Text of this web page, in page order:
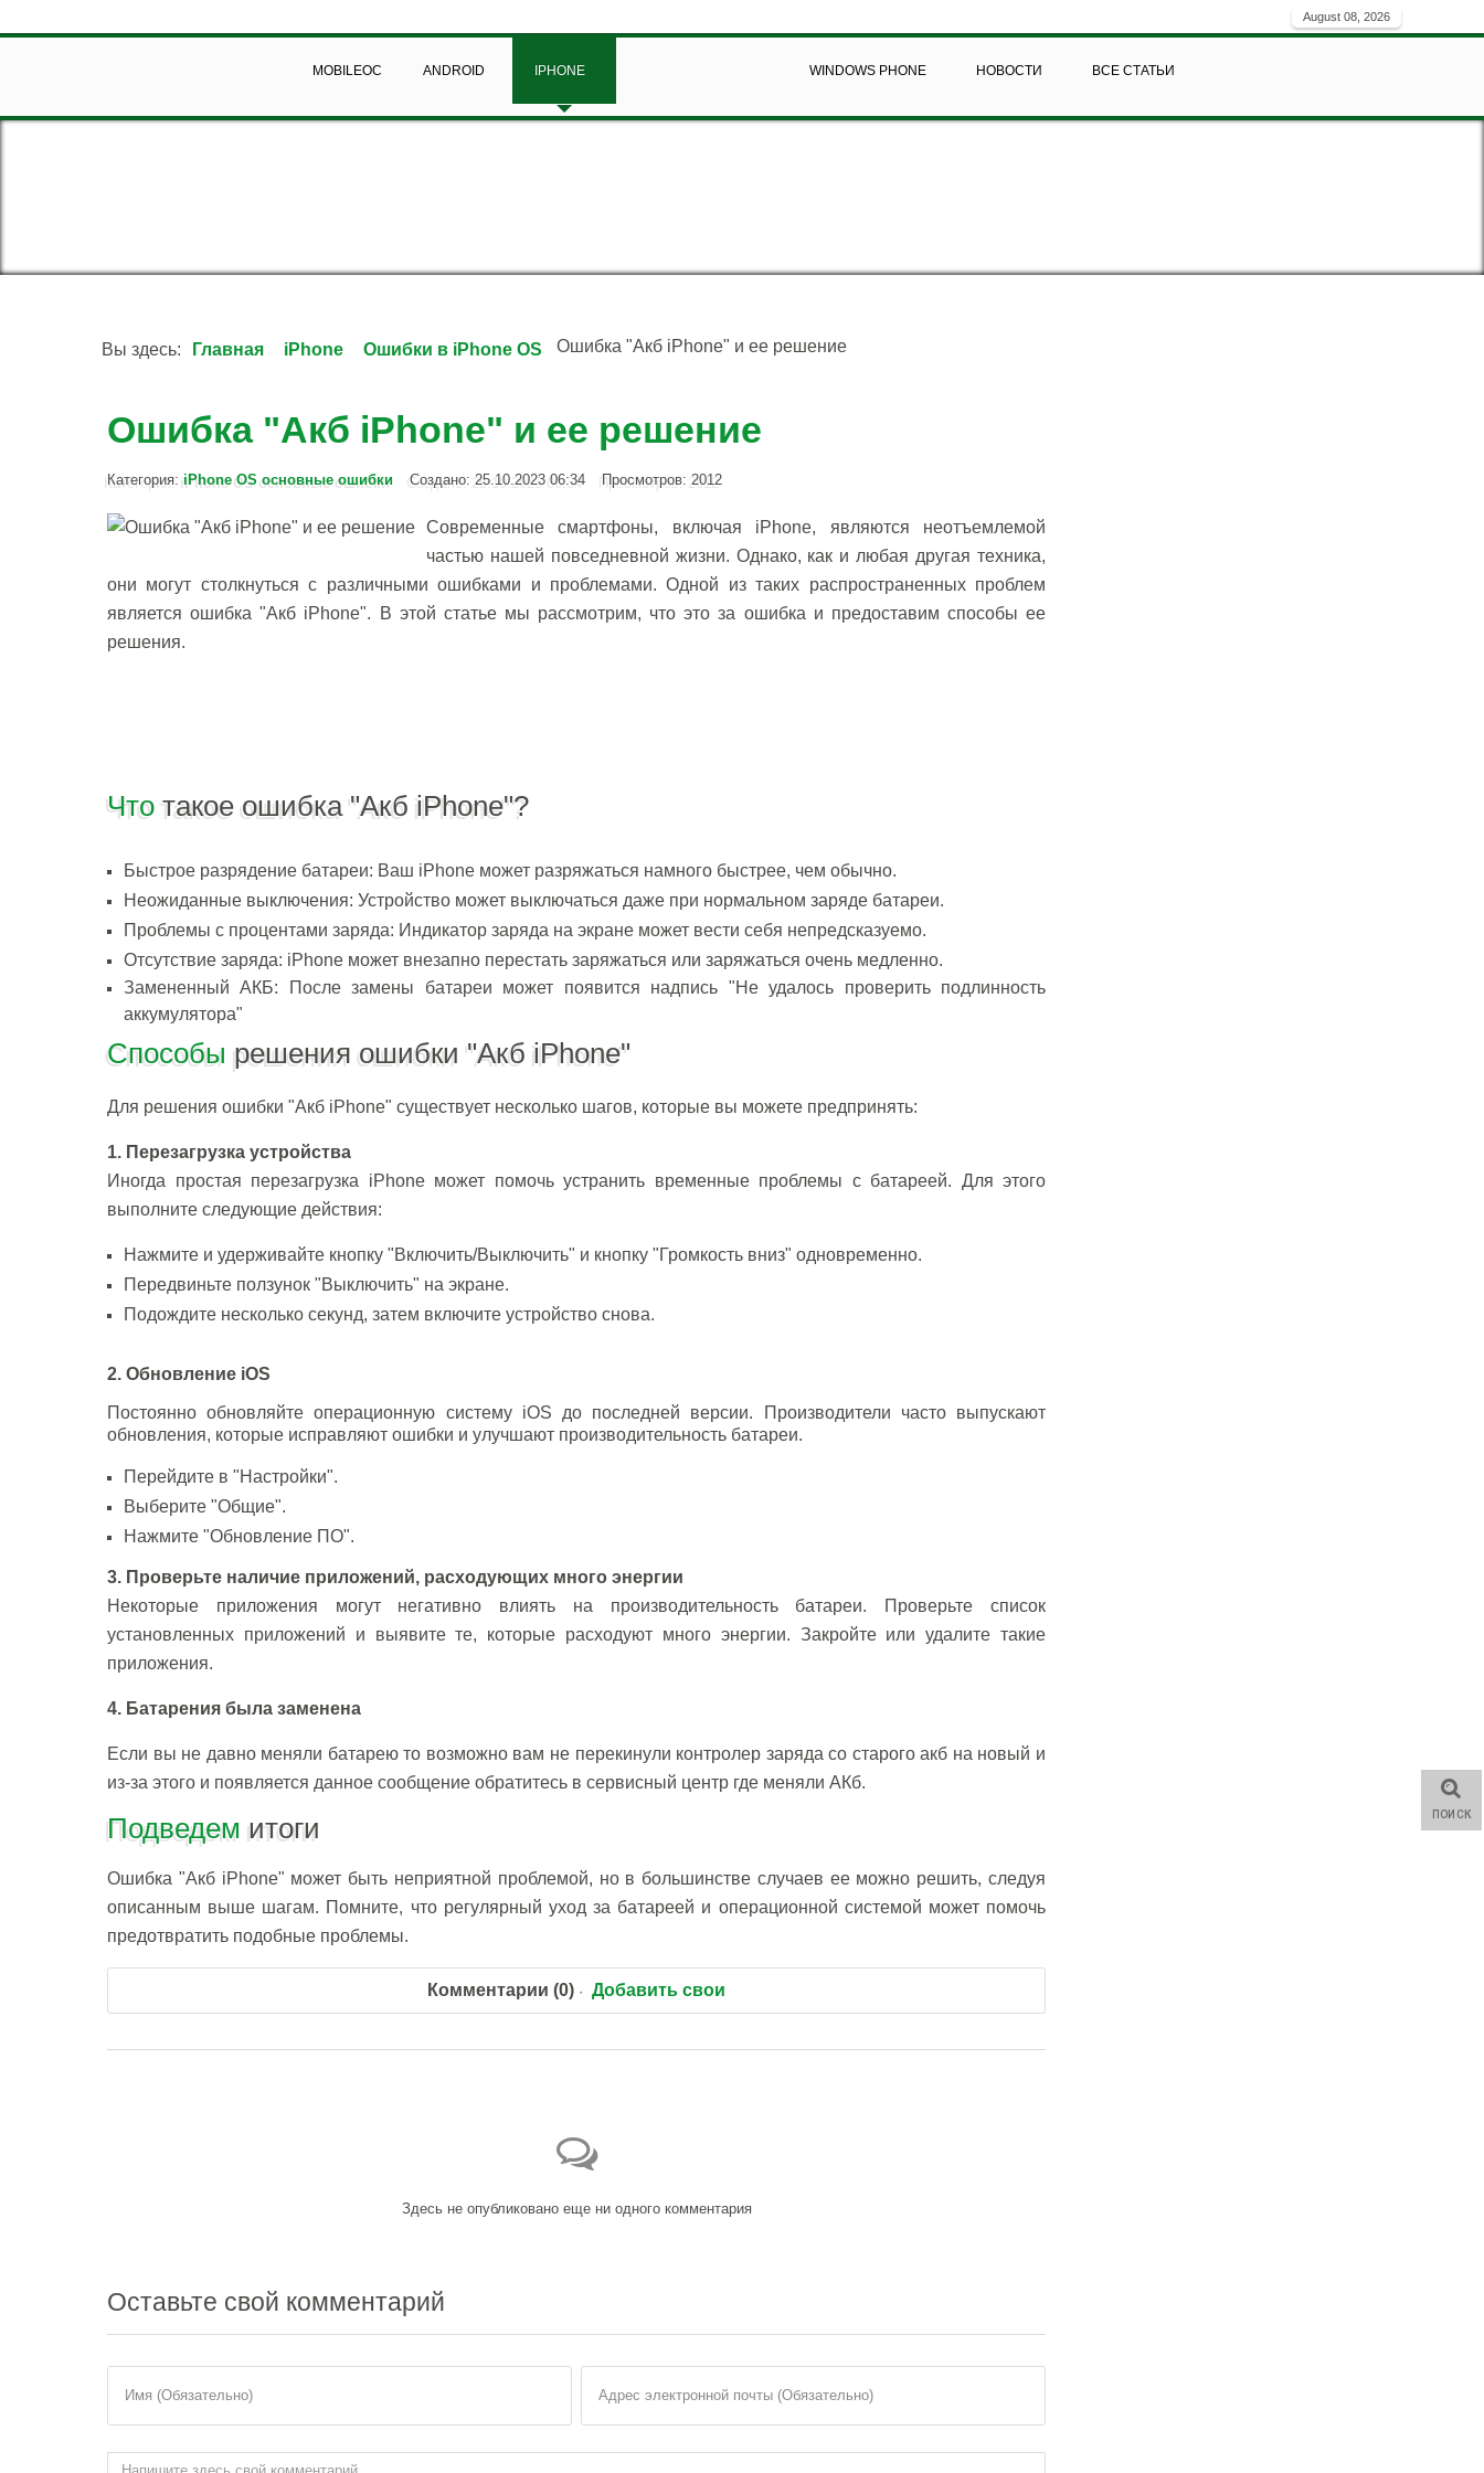
August 08, 2026
MOBILEOC ANDROID IPHONE WINDOWS PHONE НОВОСТИ ВСЕ СТАТЬИ
Вы здесь: Главная iPhone Ошибки в iPhone OS Ошибка "Акб iPhone" и ее решение
Ошибка "Акб iPhone" и ее решение
Категория:iPhone OS основные ошибки Создано: 25.10.2023 06:34 Просмотров: 2012
Современные смартфоны, включая iPhone, являются неотъемлемой
частью нашей повседневной жизни. Однако, как и любая другая техника,
они могут столкнуться с различными ошибками и проблемами. Одной из таких распространенных проблем
является ошибка "Акб iPhone". В этой статье мы рассмотрим, что это за ошибка и предоставим способы ее
решения.
Чтотакое ошибка "Акб iPhone"?
Быстрое разрядение батареи: Ваш iPhone может разряжаться намного быстрее, чем обычно.
Неожиданные выключения: Устройство может выключаться даже при нормальном заряде батареи.
Проблемы с процентами заряда: Индикатор заряда на экране может вести себя непредсказуемо.
Отсутствие заряда: iPhone может внезапно перестать заряжаться или заряжаться очень медленно.
Замененный АКБ: После замены батареи может появится надпись "Не удалось проверить подлинность
аккумулятора"
Способы решения ошибки "Акб iPhone"
Для решения ошибки "Акб iPhone" существует несколько шагов, которые вы можете предпринять:
1. Перезагрузка устройства
Иногда простая перезагрузка iPhone может помочь устранить временные проблемы с батареей. Для этого
выполните следующие действия:
Нажмите и удерживайте кнопку "Включить/Выключить" и кнопку "Громкость вниз" одновременно.
Передвиньте ползунок "Выключить" на экране.
Подождите несколько секунд, затем включите устройство снова.
2. Обновление iOS
Постоянно обновляйте операционную систему iOS до последней версии. Производители часто выпускают
обновления, которые исправляют ошибки и улучшают производительность батареи.
Перейдите в "Настройки".
Выберите "Общие".
Нажмите "Обновление ПО".
3. Проверьте наличие приложений, расходующих много энергии
Некоторые приложения могут негативно влиять на производительность батареи. Проверьте список
установленных приложений и выявите те, которые расходуют много энергии. Закройте или удалите такие
приложения.
4. Батарения была заменена
Если вы не давно меняли батарею то возможно вам не перекинули контролер заряда со старого акб на новый и
из-за этого и появляется данное сообщение обратитесь в сервисный центр где меняли АКб.
Подведем итоги
Ошибка "Акб iPhone" может быть неприятной проблемой, но в большинстве случаев ее можно решить, следуя
описанным выше шагам. Помните, что регулярный уход за батареей и операционной системой может помочь
предотвратить подобные проблемы.
Комментарии (0) Добавить свои
Здесь не опубликовано еще ни одного комментария
Оставьте свой комментарий
Имя (Обязательно) Адрес электронной почты (Обязательно)
ПОИСК